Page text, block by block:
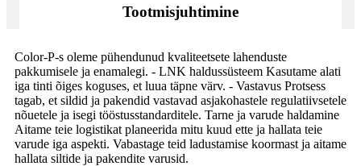
Tootmisjuhtimine
Color-P-s oleme pühendunud kvaliteetsete lahenduste
pakkumisele ja enamalegi. - LNK haldussüsteem Kasutame alati
iga tinti õiges koguses, et luua täpne värv. - Vastavus Protsess
tagab, et sildid ja pakendid vastavad asjakohastele regulatiivsetele
nõuetele ja isegi tööstusstandarditele. Tarne ja varude haldamine
Aitame teie logistikat planeerida mitu kuud ette ja hallata teie
varude iga aspekti. Vabastage teid ladustamise koormast ja aitame
hallata siltide ja pakendite varusid.